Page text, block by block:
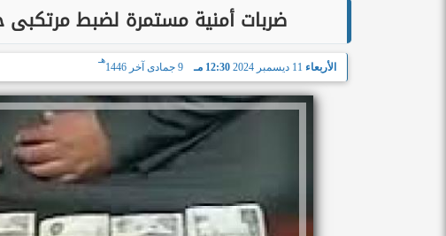
ضربات أمنية مستمرة لضبط مرتكبى
الأربعاء 12:30 مـ 9 جمادى آخر 1446
هـ